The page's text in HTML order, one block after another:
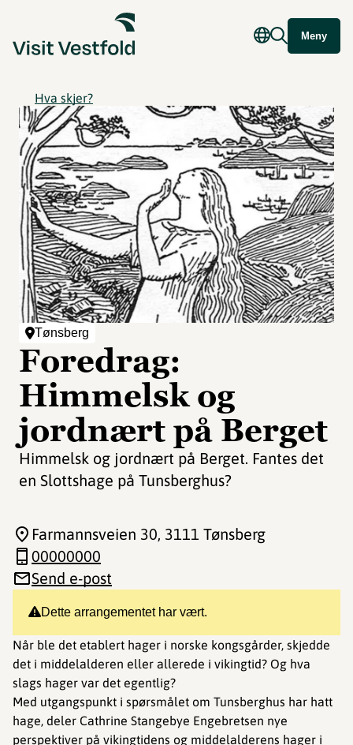
Meny
Hva skjer?
Tønsberg
Foredrag:
Himmelsk og
jordnært på Berget
Himmelsk og jordnært på Berget. Fantes det
en Slottshage på Tunsberghus?
Dette arrangementet har vært.
Når ble det etablert hager i norske kongsgårder, skjedde
det i middelalderen eller allerede i vikingtid? Og hva
slags hager var det egentlig?
Med utgangspunkt i spørsmålet om Tunsberghus har hatt
hage, deler Cathrine Stangebye Engebretsen nye
perspektiver på vikingtidens og middelalderens hager i
Farmannsveien 30, 3111 Tønsberg
00000000
Send e-post